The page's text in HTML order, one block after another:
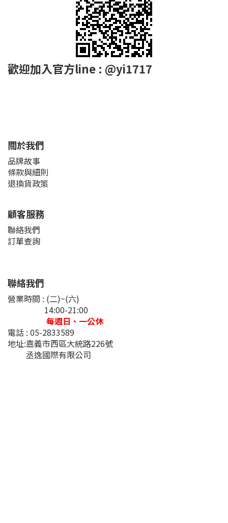
歡迎加入官方line : @yi1717
關於我們
品牌故事
條款與細則
退換貨政策
顧客服務
聯絡我們
訂單查詢
聯絡我們
營業時間 : (二)~(六)
14:00-21:00
每週日、一公休
電話 : 05-2833589
地址:嘉義市西區大統路226號
丞逸國際有限公司